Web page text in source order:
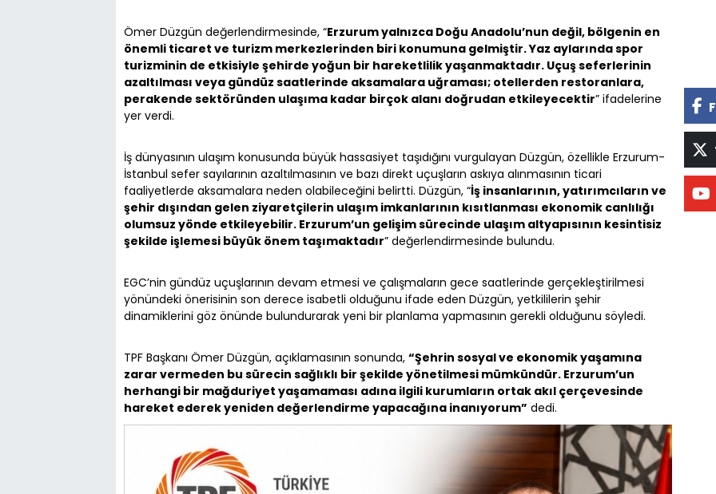
Ömer Düzgün değerlendirmesinde, “Erzurum yalnızca Doğu Anadolu’nun değil, bölgenin en
önemli ticaret ve turizm merkezlerinden biri konumuna gelmiştir. Yaz aylarında spor
turizminin de etkisiyle şehirde yoğun bir hareketlilik yaşanmaktadır. Uçuş seferlerinin
azaltılması veya gündüz saatlerinde aksamalara uğraması; otellerden restoranlara,
perakende sektöründen ulaşıma kadar birçok alanı doğrudan etkileyecektir” ifadelerine
yer verdi.
İş dünyasının ulaşım konusunda büyük hassasiyet taşıdığını vurgulayan Düzgün, özellikle Erzurum-
İstanbul sefer sayılarının azaltılmasının ve bazı direkt uçuşların askıya alınmasının ticari
faaliyetlerde aksamalara neden olabileceğini belirtti. Düzgün, “İş insanlarının, yatırımcıların ve
şehir dışından gelen ziyaretçilerin ulaşım imkanlarının kısıtlanması ekonomik canlılığı
olumsuz yönde etkileyebilir. Erzurum’un gelişim sürecinde ulaşım altyapısının kesintisiz
şekilde işlemesi büyük önem taşımaktadır” değerlendirmesinde bulundu.
EGC’nin gündüz uçuşlarının devam etmesi ve çalışmaların gece saatlerinde gerçekleştirilmesi
yönündeki önerisinin son derece isabetli olduğunu ifade eden Düzgün, yetkililerin şehir
dinamiklerini göz önünde bulundurarak yeni bir planlama yapmasının gerekli olduğunu söyledi.
TPF Başkanı Ömer Düzgün, açıklamasının sonunda, “Şehrin sosyal ve ekonomik yaşamına
zarar vermeden bu sürecin sağlıklı bir şekilde yönetilmesi mümkündür. Erzurum’un
herhangi bir mağduriyet yaşamaması adına ilgili kurumların ortak akıl çerçevesinde
hareket ederek yeniden değerlendirme yapacağına inanıyorum” dedi.